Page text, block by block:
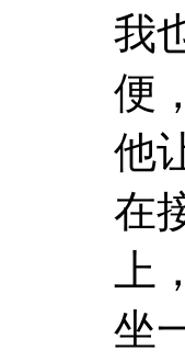
我
便
他
在
上
坐